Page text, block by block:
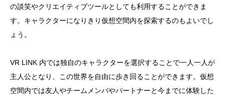
の談笑やクリエイティブツールとしても利用することができま
す。キャラクターになりきり仮想空間内を探索するのもよいでし
ょう。
VR LINK 内では独自のキャラクターを選択することで一人一人が
主人公となり、この世界を自由に歩き回ることができます。仮想
空間内では友人やチームメンバやパートナーと今までに体験した